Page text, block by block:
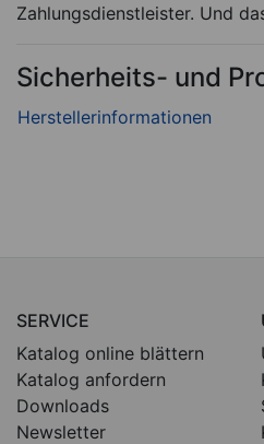
Zahlungsdienstleister. Und
Sicherheits- und
SERVICE
Katalog online blättern
Katalog anfordern
Downloads
Newsletter